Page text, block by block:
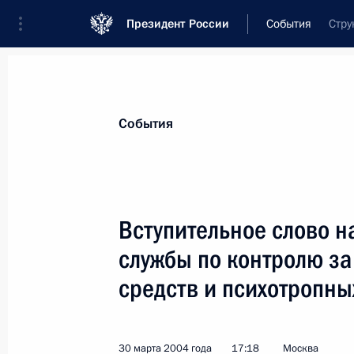
Президент России События
Новости
Послания Федеральному Собранию
Заявления по важнейшим вопросам
Совещания, заседания, рабочие встречи
События
Вступительное слово
службы по контролю
средств и
30 марта 2004 года 17:18 Москва